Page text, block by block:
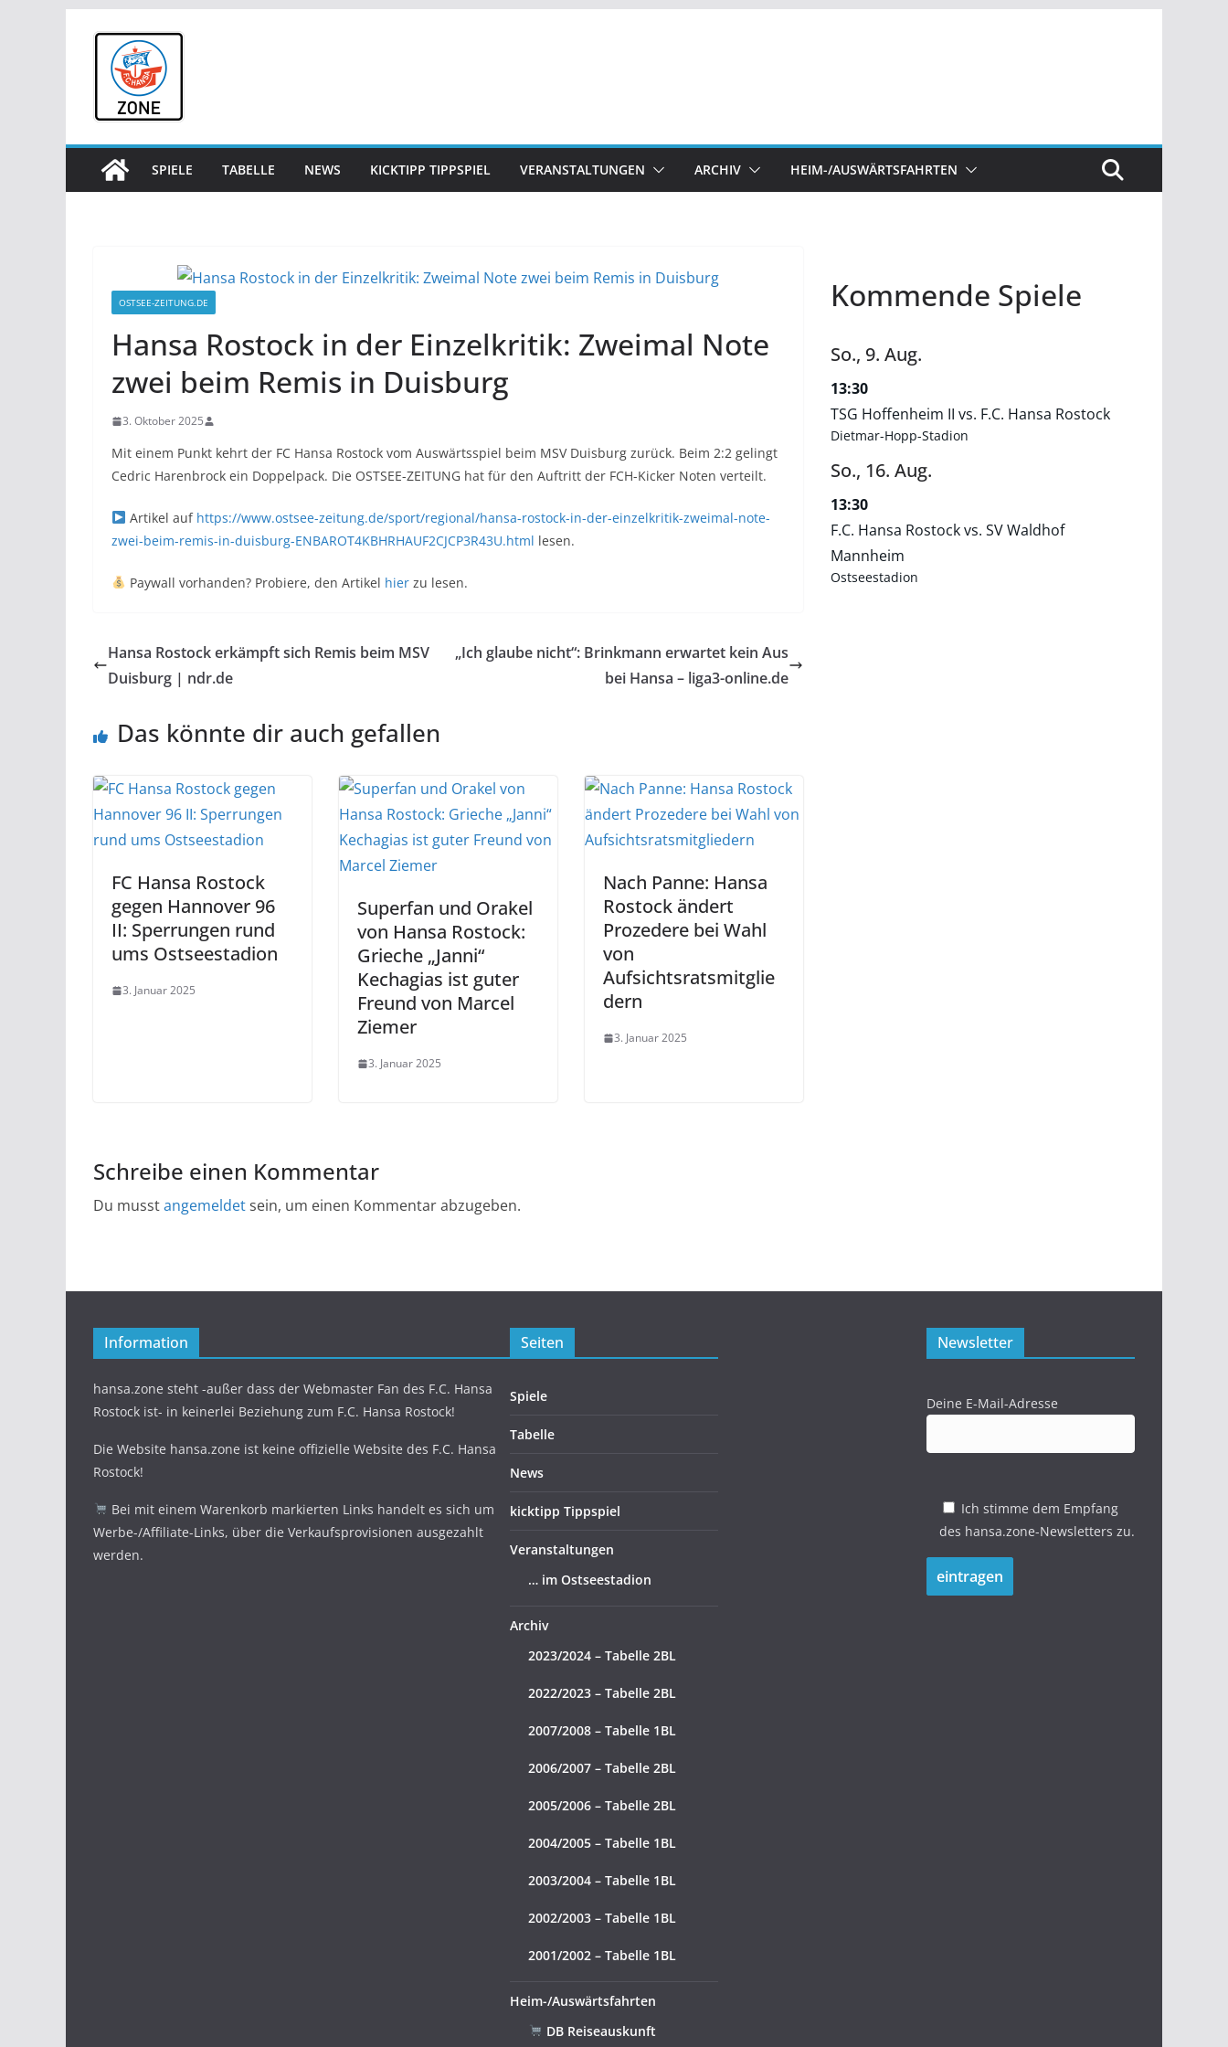
springen
SPIELE TABELLE NEWS KICKTIPP TIPPSPIEL VERANSTALTUNGEN ARCHIV HEIM-/AUSWÄRTSFAHRTEN
OSTSEE-ZEITUNG.DE
Hansa Rostock in der Einzelkritik: Zweimal Note
zwei beim Remis in Duisburg
3. Oktober 2025
Mit einem Punkt kehrt der FC Hansa Rostock vom Auswärtsspiel beim MSV Duisburg zurück. Beim 2:2 gelingt
Cedric Harenbrock ein Doppelpack. Die OSTSEE-ZEITUNG hat für den Auftritt der FCH-Kicker Noten verteilt.
Artikel auf https://www.ostsee-zeitung.de/sport/regional/hansa-rostock-in-der-einzelkritik-zweimal-note-
zwei-beim-remis-in-duisburg-ENBAROT4KBHRHAUF2CJCP3R43U.html lesen.
Paywall vorhanden? Probiere, den Artikel hierzu lesen.
Hansa Rostock erkämpft sich Remis beim MSV
Duisburg | ndr.de
„Ich glaube nicht“: Brinkmann erwartet kein Aus
bei Hansa – liga3-online.de
Das könnte dir auch gefallen
FC Hansa Rostock
gegen Hannover 96
II: Sperrungen rund
ums Ostseestadion
3. Januar 2025
Superfan und Orakel
von Hansa Rostock:
Grieche „Janni“
Kechagias ist guter
Freund von Marcel
Ziemer
3. Januar 2025
Nach Panne: Hansa
Rostock ändert
Prozedere bei Wahl
von
Aufsichtsratsmitglie
dern
3. Januar 2025
Schreibe einen Kommentar
Du musstangemeldetsein, um einen Kommentar abzugeben.
Kommende Spiele
So., 9. Aug.
13:30
TSG Hoffenheim II vs. F.C. Hansa Rostock
Dietmar-Hopp-Stadion
So., 16. Aug.
13:30
F.C. Hansa Rostock vs. SV Waldhof
Mannheim
Ostseestadion
Information
hansa.zone steht -außer dass der Webmaster Fan des F.C. Hansa
Rostock ist- in keinerlei Beziehung zum F.C. Hansa Rostock!
Die Website hansa.zone ist keine offizielle Website des F.C. Hansa
Rostock!
Bei mit einem Warenkorb markierten Links handelt es sich um
Werbe-/Affiliate-Links, über die Verkaufsprovisionen ausgezahlt
werden.
Seiten
Spiele
Tabelle
News
kicktipp Tippspiel
Veranstaltungen
… im Ostseestadion
Archiv
2023/2024 – Tabelle 2BL
2022/2023 – Tabelle 2BL
2007/2008 – Tabelle 1BL
2006/2007 – Tabelle 2BL
2005/2006 – Tabelle 2BL
2004/2005 – Tabelle 1BL
2003/2004 – Tabelle 1BL
2002/2003 – Tabelle 1BL
2001/2002 – Tabelle 1BL
Heim-/Auswärtsfahrten
DB Reiseauskunft
Newsletter
Deine E-Mail-Adresse
Ich stimme dem Empfang
des hansa.zone-Newsletters zu.